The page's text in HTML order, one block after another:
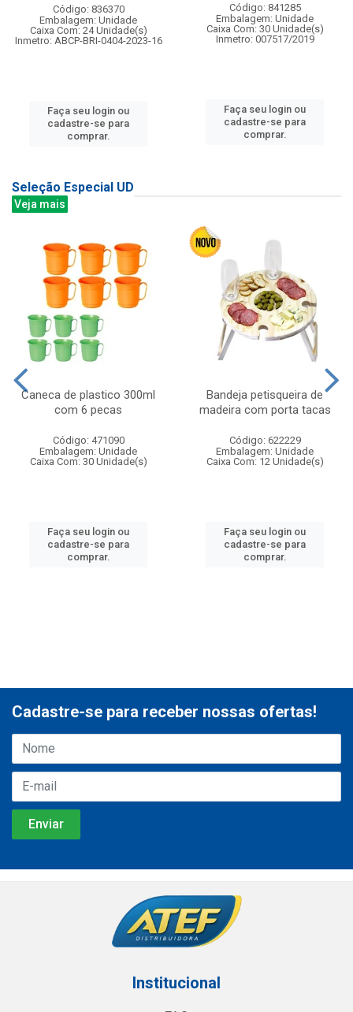
Código: 836370
Embalagem: Unidade
Caixa Com: 24 Unidade(s)
Inmetro: ABCP-BRI-0404-2023-16
Faça seu login ou
cadastre-se para
comprar.
Código: 841285
Embalagem: Unidade
Caixa Com: 30 Unidade(s)
Inmetro: 007517/2019
Faça seu login ou
cadastre-se para
comprar.
Seleção Especial UD
Veja mais
Caneca de plastico 300ml
com 6 pecas
Código: 471090
Embalagem: Unidade
Caixa Com: 30 Unidade(s)
Faça seu login ou
cadastre-se para
comprar.
Bandeja petisqueira de
madeira com porta tacas
Código: 622229
Embalagem: Unidade
Caixa Com: 12 Unidade(s)
Faça seu login ou
cadastre-se para
comprar.
Cadastre-se para receber nossas ofertas!
Institucional